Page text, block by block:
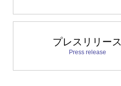
プレスリリース
Press release